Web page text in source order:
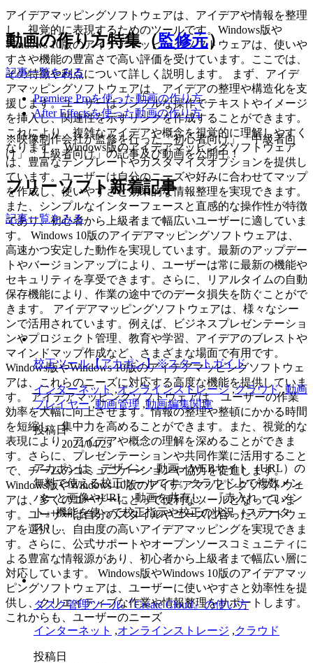
アイデアマッピングソフトウェアは、アイデアや情報を整理
し、視覚的に表現するためのツールです。Windows版や
Windows 10版のアイデアマッピングソフトウェアは、使いや
すさや機能の豊富さで高い評価を受けています。ここでは、
その特徴や利点について詳しく説明します。 まず、アイデ
アマッピングソフトウェアは、アイデアの整理や構造化を支
援します。ユーザーはシンプルな操作でテキストやイメージ
を挿入し、関連性を示すリンクを作成することができます。
これにより、複雑なアイデアや概念を視覚的に理解しやすく
なります。 Windows版のアイデアマッピングソフトウェア
は、豊富なテンプレートやカスタマイズオプションを提供し
ています。ユーザーは自分のニーズや好みに合わせてマップ
を作成し、使いやすさと効果的な情報整理を実現できます。
また、シンプルなインターフェースと直感的な操作性が特徴
であり、初心者から上級者まで幅広いユーザーに適していま
す。 Windows 10版のアイデアマッピングソフトウェアは、
高速かつ安定した動作を実現しています。最新のアップデー
トやバージョンアップにより、ユーザーは常に最新の機能や
セキュリティを享受できます。さらに、リアルタイムの自動
保存機能により、作業の途中でのデータ損失を防ぐことがで
きます。 アイデアマッピングソフトウェアは、様々なシー
ンで活用されています。例えば、ビジネスプレゼンテーショ
ンやプロジェクト管理、教育や学習、アイデアのブレストや
マインドマップ作成など、さまざまな場面で有用です。
Windows版やWindows 10版のアイデアマッピングソフトウェ
アは、これらのニーズに対応する高度な機能を提供していま
す。 アイデアマッピングソフトウェアは、ユーザーの作業
効率を大幅に向上させます。情報の整理や整頓にかかる時間
を短縮し、集中力を高めることができます。また、視覚的な
表現により、アイデアや概念の理解を深めることができま
す。さらに、プレゼンテーションや共同作業に活用すること
で、チームのコミュニケーションや協力を促進します。
Windows版やWindows 10版のアイデアマッピングソフトウェ
アは、多くのユーザーにとって便利なツールとなっていま
す。ユーザーは自分のスタイルやニーズに合ったソフトウェ
アを選択し、自由度の高いアイデアマッピングを実現できま
す。さらに、公式サポートやオープンソースコミュニティに
よる豊富な情報源があり、初心者から上級者まで幅広い層に
対応しています。 Windows版やWindows 10版のアイデアマッ
ピングソフトウェアは、ユーザーに使いやすさと効率性を提
供し、クリエイティブな作業や情報整理をサポートします。
これからも、ユーザーのニーズ
動画の作り方特集（監修元）
記事一覧をみる
Premiere Proを使った動画の作り方
After Effectsを使った動画の作り方
※映像制作会社が監修を行った「初心者向け」「中級者向
け」「上級者向け」の記事及び動画を公開中！
フリーソフト新着記事
記事一覧をみる
校正ツール【アカポン】※スタートガイド
インターネット ,オンラインストレージ ,クラウド,動画
プレイヤー,動画管理 ,動画編集関連
投稿日
2024/04/25
アカポンは、デザイン・動画・WEBサイト（URL）の
無料で使える校正ツールです。クラウド上で複数メン
バーと画像やURL、動画を共有し、『赤入れ・コメン
ト』機能を使って校正指示や校正の状況（ステータ
ス）...
タスク管理ツール『Create Cloud』の使い方
インターネット ,オンラインストレージ ,クラウド
投稿日